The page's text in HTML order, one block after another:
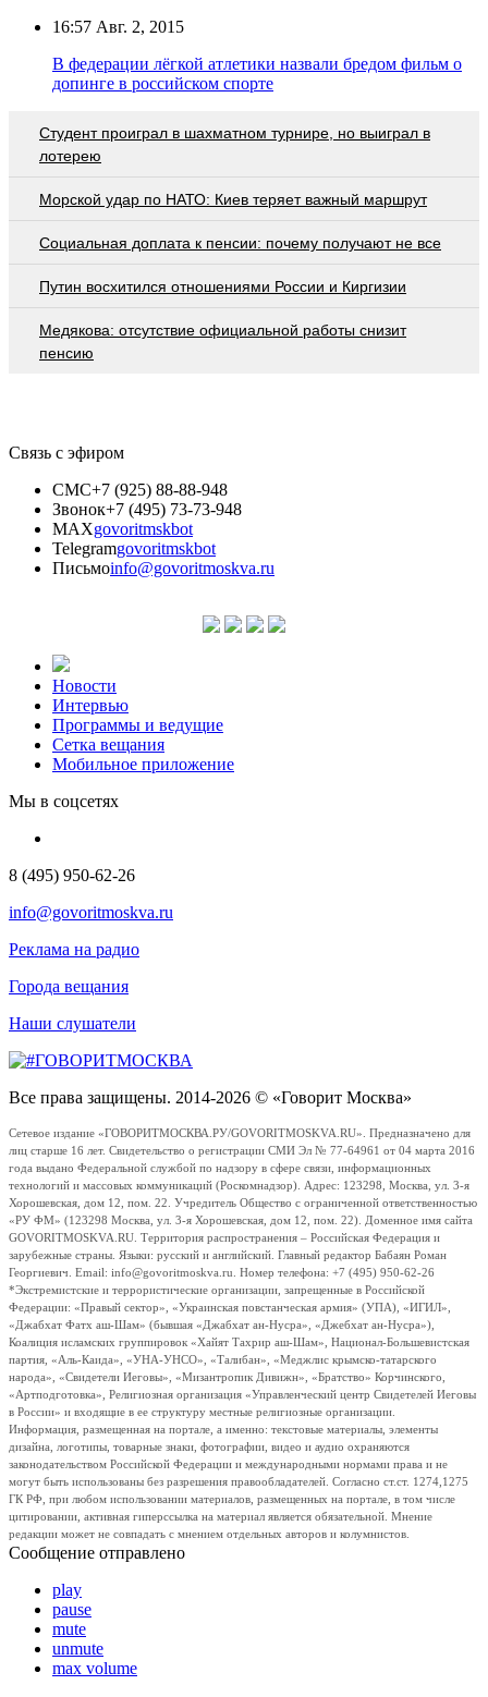
16:57 Авг. 2, 2015
В федерации лёгкой атлетики назвали бредом фильм о
допинге в российском спорте
Студент проиграл в шахматном турнире, но выиграл в
лотерею
Морской удар по НАТО: Киев теряет важный маршрут
Социальная доплата к пенсии: почему получают не все
Путин восхитился отношениями России и Киргизии
Медякова: отсутствие официальной работы снизит
пенсию
Связь с эфиром
СМС+7 (925) 88-88-948
Звонок+7 (495) 73-73-948
MAXgovoritmskbot
Telegramgovoritmskbot
Письмоinfo@govoritmoskva.ru
Новости
Интервью
Программы и ведущие
Сетка вещания
Мобильное приложение
Мы в соцсетях
8 (495) 950-62-26
info@govoritmoskva.ru
Реклама на радио
Города вещания
Наши слушатели
Все права защищены. 2014-2026 © «Говорит Москва»
Сетевое издание «ГОВОРИТМОСКВА.РУ/GOVORITMOSKVA.RU». Предназначено для
лиц старше 16 лет. Свидетельство о регистрации СМИ Эл № 77-64961 от 04 марта 2016
года выдано Федеральной службой по надзору в сфере связи, информационных
технологий и массовых коммуникаций (Роскомнадзор). Адрес: 123298, Москва, ул. 3-я
Хорошевская, дом 12, пом. 22. Учредитель Общество с ограниченной ответственностью
«РУ ФМ» (123298 Москва, ул. 3-я Хорошевская, дом 12, пом. 22). Доменное имя сайта
GOVORITMOSKVA.RU. Территория распространения – Российская Федерация и
зарубежные страны. Языки: русский и английский. Главный редактор Бабаян Роман
Георгиевич. Email: info@govoritmoskva.ru. Номер телефона: +7 (495) 950-62-26
*Экстремистские и террористические организации, запрещенные в Российской
Федерации: «Правый сектор», «Украинская повстанческая армия» (УПА), «ИГИЛ»,
«Джабхат Фатх аш-Шам» (бывшая «Джабхат ан-Нусра», «Джебхат ан-Нусра»),
Коалиция исламских группировок «Хайят Тахрир аш-Шам», Национал-Большевистская
партия, «Аль-Каида», «УНА-УНСО», «Талибан», «Меджлис крымско-татарского
народа», «Свидетели Иеговы», «Мизантропик Дивижн», «Братство» Корчинского,
«Артподготовка», Религиозная организация «Управленческий центр Свидетелей Иеговы
в России» и входящие в ее структуру местные религиозные организации.
Информация, размещенная на портале, а именно: текстовые материалы, элементы
дизайна, логотипы, товарные знаки, фотографии, видео и аудио охраняются
законодательством Российской Федерации и международными нормами права и не
могут быть использованы без разрешения правообладателей. Согласно ст.ст. 1274,1275
ГК РФ, при любом использовании материалов, размещенных на портале, в том числе
цитировании, активная гиперссылка на материал является обязательной. Мнение
редакции может не совпадать с мнением отдельных авторов и колумнистов.
Сообщение отправлено
play
pause
mute
unmute
max volume